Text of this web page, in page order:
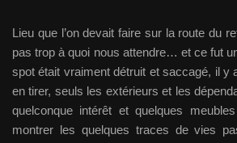
Lieu que l’on devait faire sur la route du
pas trop à quoi nous attendre… et ce fut
spot était vraiment détruit et saccagé, il y
en tirer, seuls les extérieurs et les
quelconque intérêt et quelques
montrer les quelques traces de vies